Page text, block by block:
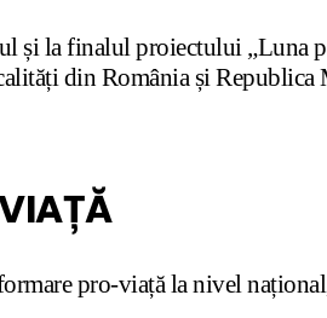
și la finalul proiectului „Luna
din România și
pro-viață la nivel